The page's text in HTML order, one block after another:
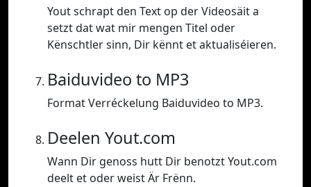
Yout schrapt den Text op der Videosäit a
setzt dat wat mir mengen Titel oder
Kënschtler sinn, Dir kënnt et aktualiséieren.
Baiduvideo to MP3
Format Verréckelung Baiduvideo to MP3.
Deelen Yout.com
Wann Dir genoss hutt Dir benotzt Yout.com
deelt et oder weist Är Frënn.